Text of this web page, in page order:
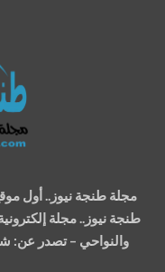
مجلة طنجة نيوز.. أول
طنجة نيوز.. مجلة
والنواحي – تصدر عن: